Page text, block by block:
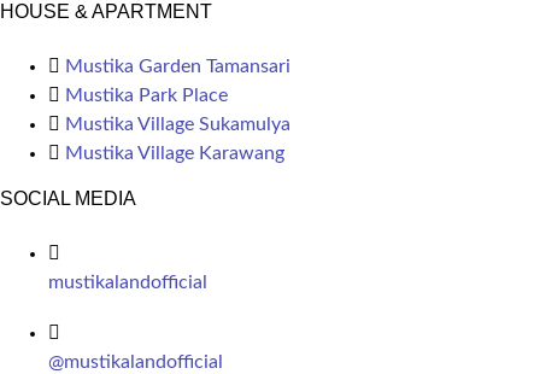
HOUSE & APARTMENT
Mustika Garden Tamansari
Mustika Park Place
Mustika Village Sukamulya
Mustika Village Karawang
SOCIAL MEDIA
mustikalandofficial
@mustikalandofficial